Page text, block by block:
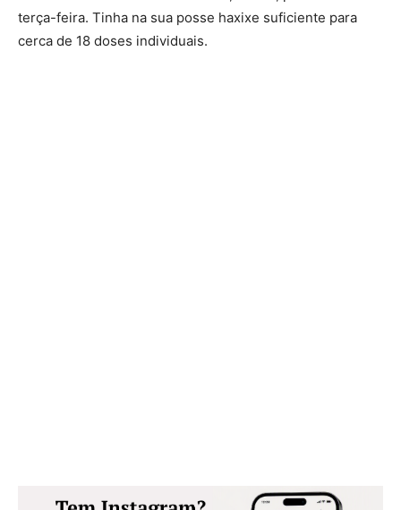
terça-feira. Tinha na sua posse haxixe suficiente para
cerca de 18 doses individuais.